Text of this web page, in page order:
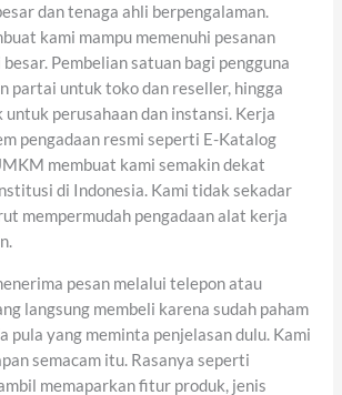
dan tenaga ahli berpengalaman.
kami mampu memenuhi pesanan
Pembelian satuan bagi pengguna
partai untuk toko dan reseller, hingga
untuk perusahaan dan instansi. Kerja
pengadaan resmi seperti E-Katalog
membuat kami semakin dekat
di Indonesia. Kami tidak sekadar
mempermudah pengadaan alat kerja
pesan melalui telepon atau
langsung membeli karena sudah paham
pula yang meminta penjelasan dulu. Kami
semacam itu. Rasanya seperti
memaparkan fitur produk, jenis